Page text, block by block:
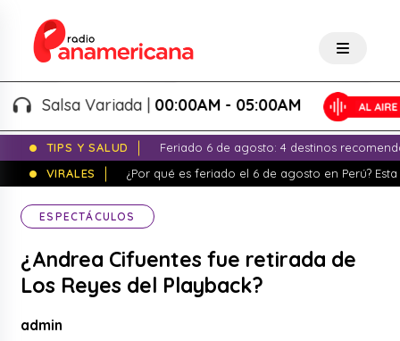
Salsa Variada |00:00AM - 05:00AM
TIPS Y SALUD
Feriado 6 de agosto: 4 destinos
VIRALES
¿Por qué es feriado el 6 de agosto en Perú?
ESPECTÁCULOS
¿Andrea Cifuentes fue retirada de
Los Reyes del Playback?
admin